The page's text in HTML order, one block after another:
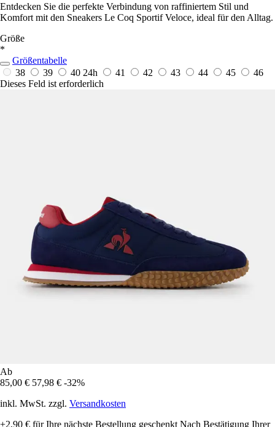
Entdecken Sie die perfekte Verbindung von raffiniertem Stil und
Komfort mit den Sneakers Le Coq Sportif Veloce, ideal für den Alltag.
Größe
*
Größentabelle
38
39 40 24h 41 42 43 44 45
46
Dieses Feld ist erforderlich
Ab
85,00 € 57,98 € -32%
inkl. MwSt. zzgl. Versandkosten
+2,90 € für Ihre nächste Bestellung geschenkt Nach Bestätigung Ihrer